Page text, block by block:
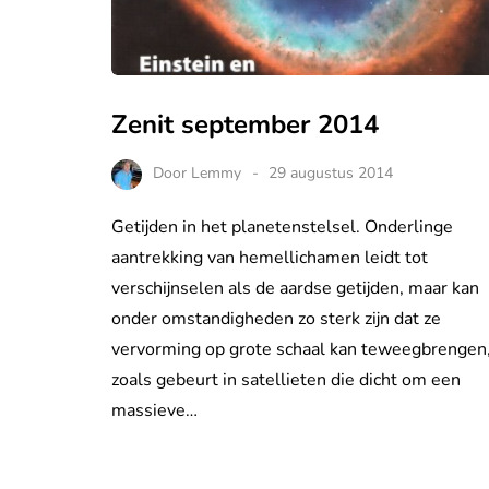
Zenit september 2014
Door Lemmy 29 augustus 2014
Getijden in het planetenstelsel. Onderlinge
aantrekking van hemellichamen leidt tot
verschijnselen als de aardse getijden, maar kan
onder omstandigheden zo sterk zijn dat ze
vervorming op grote schaal kan
zoals gebeurt in satellieten die dicht om een
massieve…